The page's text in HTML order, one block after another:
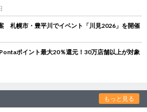
札幌市・豊平川でイベント「川見2026」を開催
ポイント最大20％還元！30万店舗以上が対象
もっと見る